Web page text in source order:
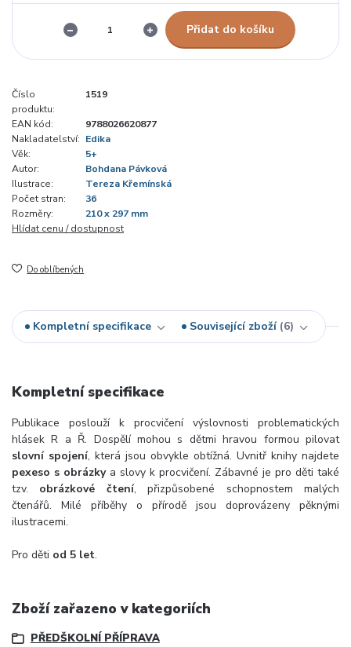
Přidat do košíku
Číslo
produktu:
1519
EAN kód:
9788026620877
Nakladatelství: Edika
Věk:
5+
Autor:
Bohdana Pávková
Ilustrace:
Tereza Křemínská
Počet stran:
36
Rozměry:
210 x 297 mm
Hlídat cenu / dostupnost
Do oblíbených
Kompletní specifikace Související zboží 6
Kompletní specifikace
Publikace poslouží k procvičení výslovnosti problematických
hlásek R a Ř. Dospělí mohou s dětmi hravou formou pilovat
slovní spojení, která jsou obvykle obtížná. Uvnitř knihy najdete
pexeso s obrázkya slovy k procvičení. Zábavné je pro děti také
tzv. obrázkové čtení, přizpůsobené schopnostem malých
čtenářů. Milé příběhy o přírodě jsou doprovázeny pěknými
ilustracemi.
Pro děti od 5 let.
Zboží zařazeno v kategoriích
PŘEDŠKOLNÍ PŘÍPRAVA